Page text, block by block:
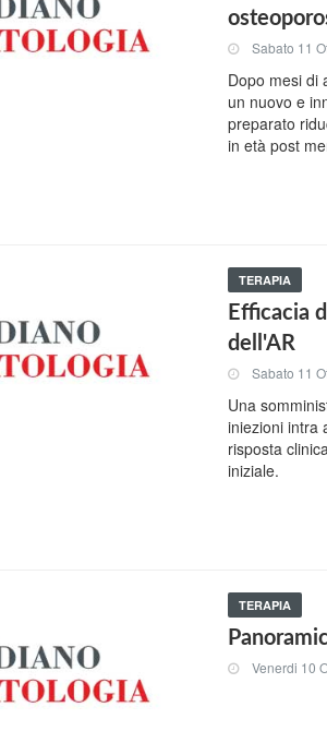
Sabato 11
Dopo mesi di
un nuovo e
preparato
in età post
TERAPIA
Efficacia
dell'AR
Sabato 11
Una
iniezioni intra
risposta
iniziale.
TERAPIA
Venerdi 10